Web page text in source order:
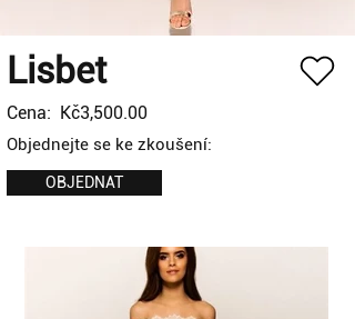
Lisbet
Cena: Kč3,500.00
Objednejte se ke zkoušení:
OBJEDNAT